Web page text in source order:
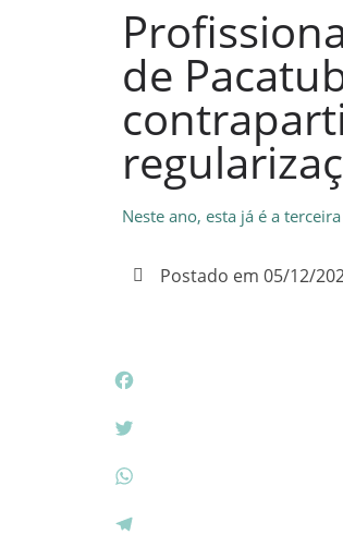
de
Neste ano, esta já é a
Postado em 05/12/
a
e
o
w
th